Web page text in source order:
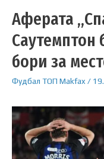
Аферата
Саутемптон
бори за
Фудбал ТОП Makfax /